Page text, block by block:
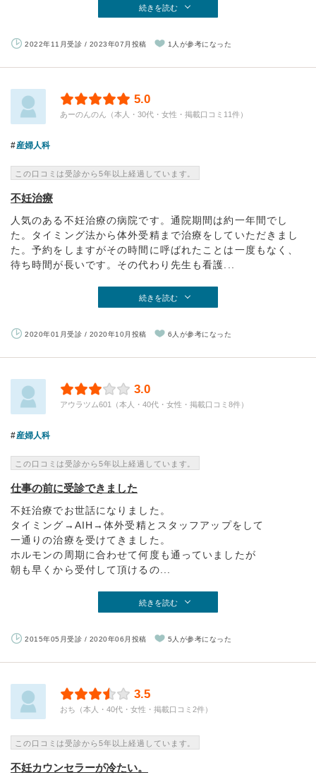
続きを読む
2022年11月受診 / 2023年07月投稿 1人が参考になった
5.0
あーのんのん（本人・30代・女性・掲載口コミ11件）
産婦人科
この口コミは受診から5年以上経過しています。
不妊治療
人気のある不妊治療の病院です。通院期間は約一年間でし
た。タイミング法から体外受精まで治療をしていただきまし
た。予約をしますがその時間に呼ばれたことは一度もなく、
待ち時間が長いです。その代わり先生も看護...
続きを読む
2020年01月受診 / 2020年10月投稿 6人が参考になった
3.0
アウラツム601（本人・40代・女性・掲載口コミ8件）
産婦人科
この口コミは受診から5年以上経過しています。
仕事の前に受診できました
不妊治療でお世話になりました。
タイミング→AIH→体外受精とスタッフアップをして
一通りの治療を受けてきました。
ホルモンの周期に合わせて何度も通っていましたが
朝も早くから受付して頂けるの...
続きを読む
2015年05月受診 / 2020年06月投稿 5人が参考になった
3.5
おち（本人・40代・女性・掲載口コミ2件）
この口コミは受診から5年以上経過しています。
不妊カウンセラーが冷たい。